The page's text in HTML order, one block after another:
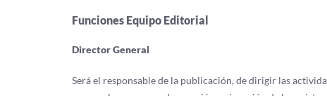
Funciones Equipo Editorial
Director General
Será el responsable de la publicación, de dirigir las